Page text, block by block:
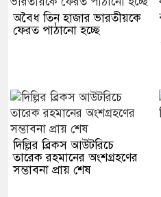
অবৈধ তিন হাজার ভারতীয়কে
ফেরত পাঠানো হচ্ছে
দিল্লির ব্রিকস আউটরিচে
তারেক রহমানের অংশগ্রহণের
সম্ভাবনা প্রায় শেষ